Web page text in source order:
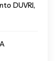
DUVRI,